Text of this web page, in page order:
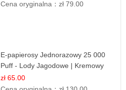
Cena oryginalna：zł 79.00
E-papierosy Jednorazowy 25 000
Puff - Lody Jagodowe | Kremowy
Smak
zł 65.00